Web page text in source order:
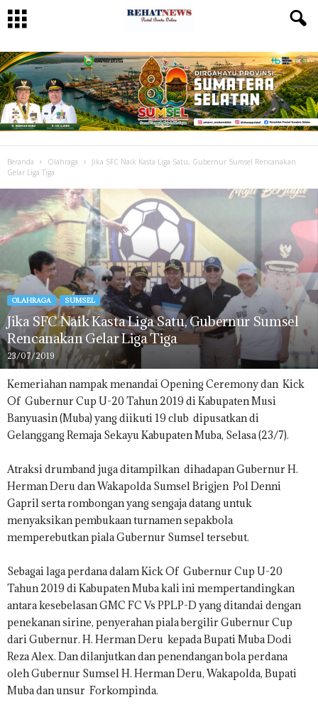
Beranda Olahraga
Jika SFC Naik Kasta Liga Satu, Gubernur Sumsel Rencanakan
Gelar Liga Tiga
OLAHRAGA SUMSEL
Jika SFC Naik Kasta Liga Satu, Gubernur Sumsel
Rencanakan Gelar Liga Tiga
23/07/2019
Kemeriahan nampak menandai Opening Ceremony dan Kick
Of Gubernur Cup U-20 Tahun 2019 di Kabupaten Musi
Banyuasin (Muba) yang diikuti 19 club dipusatkan di
Gelanggang Remaja Sekayu Kabupaten Muba, Selasa (23/7).
Atraksi drumband juga ditampilkan dihadapan Gubernur H.
Herman Deru dan Wakapolda Sumsel Brigjen Pol Denni
Gapril serta rombongan yang sengaja datang untuk
menyaksikan pembukaan turnamen sepakbola
memperebutkan piala Gubernur Sumsel tersebut.
Sebagai laga perdana dalam Kick Of Gubernur Cup U-20
Tahun 2019 di Kabupaten Muba kali ini mempertandingkan
antara kesebelasan GMC FC Vs PPLP-D yang ditandai dengan
penekanan sirine, penyerahan piala bergilir Gubernur Cup
dari Gubernur. H. Herman Deru kepada Bupati Muba Dodi
Reza Alex. Dan dilanjutkan dan penendangan bola perdana
oleh Gubernur Sumsel H. Herman Deru, Wakapolda, Bupati
Muba dan unsur Forkompinda.